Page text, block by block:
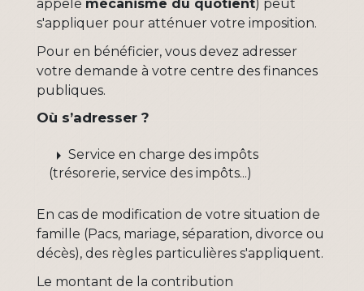
appelé mécanisme du quotient) peut
s'appliquer pour atténuer votre imposition.
Pour en bénéficier, vous devez adresser
votre demande à votre centre des finances
publiques.
Où s’adresser ?
arrow_right Service en charge des impôts
(trésorerie, service des impôts...)
En cas de modification de votre situation de
famille (Pacs, mariage, séparation, divorce ou
décès), des règles particulières s'appliquent.
Le montant de la contribution